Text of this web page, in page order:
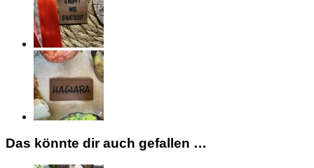
Das könnte dir auch gefallen …